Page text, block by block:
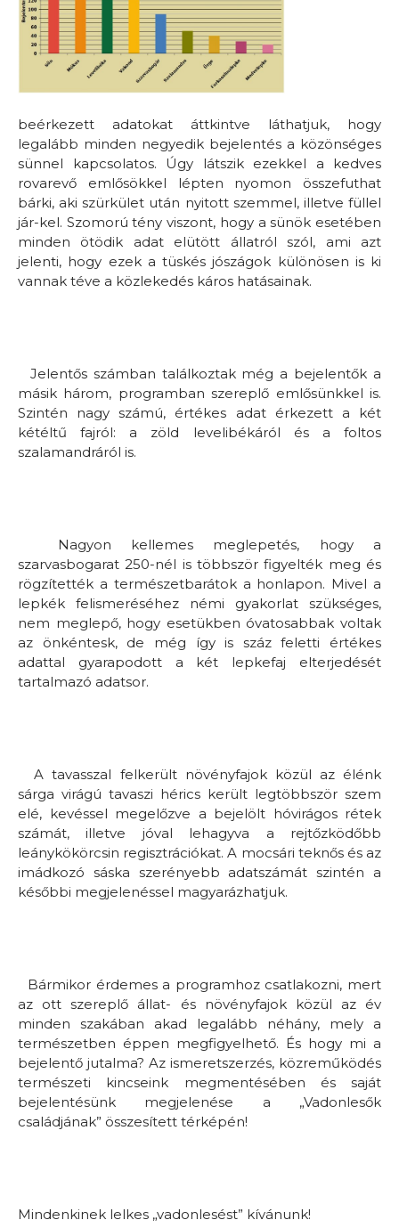
beérkezett adatokat áttkintve láthatjuk, hogy
legalább minden negyedik bejelentés a közönséges
sünnel kapcsolatos. Úgy látszik ezekkel a kedves
rovarevő emlősökkel lépten nyomon összefuthat
bárki, aki szürkület után nyitott szemmel, illetve füllel
jár-kel. Szomorú tény viszont, hogy a sünök esetében
minden ötödik adat elütött állatról szól, ami azt
jelenti, hogy ezek a tüskés jószágok különösen is ki
vannak téve a közlekedés káros hatásainak.
Jelentős számban találkoztak még a bejelentők a
másik három, programban szereplő emlősünkkel is.
Szintén nagy számú, értékes adat érkezett a két
kétéltű fajról: a zöld levelibékáról és a foltos
szalamandráról is.
Nagyon kellemes meglepetés, hogy a
szarvasbogarat 250-nél is többször figyelték meg és
rögzítették a természetbarátok a honlapon. Mivel a
lepkék felismeréséhez némi gyakorlat szükséges,
nem meglepő, hogy esetükben óvatosabbak voltak
az önkéntesk, de még így is száz feletti értékes
adattal gyarapodott a két lepkefaj elterjedését
tartalmazó adatsor.
A tavasszal felkerült növényfajok közül az élénk
sárga virágú tavaszi hérics került legtöbbször szem
elé, kevéssel megelőzve a bejelölt hóvirágos rétek
számát, illetve jóval lehagyva a rejtőzködőbb
leánykökörcsin regisztrációkat. A mocsári teknős és az
imádkozó sáska szerényebb adatszámát szintén a
későbbi megjelenéssel magyarázhatjuk.
Bármikor érdemes a programhoz csatlakozni, mert
az ott szereplő állat- és növényfajok közül az év
minden szakában akad legalább néhány, mely a
természetben éppen megfigyelhető. És hogy mi a
bejelentő jutalma? Az ismeretszerzés, közreműködés
természeti kincseink megmentésében és saját
bejelentésünk megjelenése a „Vadonlesők
családjának” összesített térképén!
Mindenkinek lelkes „vadonlesést” kívánunk!